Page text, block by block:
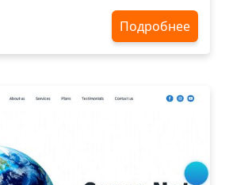
Подробнее